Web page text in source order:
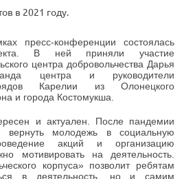
в 2021 году.
пресс-конференции состоялась
В ней приняли участие
центра добровольчества Дарья
центра и руководители
Карелии из Олонецкого
и города Костомукша.
и актуален. После пандемии
вернуть молодежь в социальную
акций и организацию
мотивировать на деятельность.
корпуса» позволит ребятам
в деятельность, но и самим